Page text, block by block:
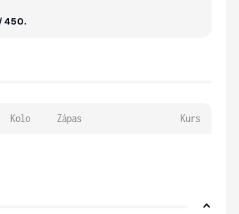
450.
Kolo Zápas Kurs